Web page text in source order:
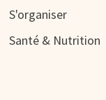
S'organiser
Santé & Nutrition